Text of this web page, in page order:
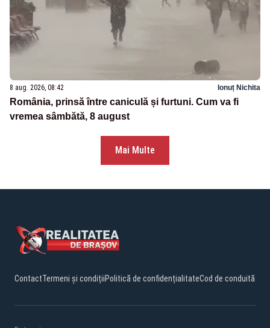
8 aug. 2026, 08:42 Ionuț Nichita
România, prinsă între caniculă și furtuni. Cum va fi
vremea sâmbătă, 8 august
Mai Multe
ContactTermeni și condițiiPolitică de confidențialitateCod de conduită